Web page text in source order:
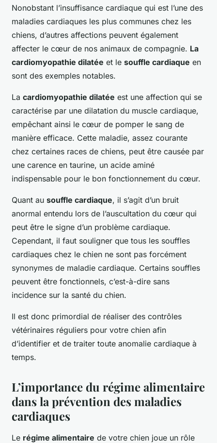
Nonobstant l’insuffisance cardiaque qui est l’une des
maladies cardiaques les plus communes chez les
chiens, d’autres affections peuvent également
affecter le cœur de nos animaux de compagnie. La
cardiomyopathie dilatée et le souffle cardiaque en
sont des exemples notables.
La cardiomyopathie dilatée est une affection qui se
caractérise par une dilatation du muscle cardiaque,
empêchant ainsi le cœur de pomper le sang de
manière efficace. Cette maladie, assez courante
chez certaines races de chiens, peut être causée par
une carence en taurine, un acide aminé
indispensable pour le bon fonctionnement du cœur.
Quant au souffle cardiaque, il s’agit d’un bruit
anormal entendu lors de l’auscultation du cœur qui
peut être le signe d’un problème cardiaque.
Cependant, il faut souligner que tous les souffles
cardiaques chez le chien ne sont pas forcément
synonymes de maladie cardiaque. Certains souffles
peuvent être fonctionnels, c’est-à-dire sans
incidence sur la santé du chien.
Il est donc primordial de réaliser des contrôles
vétérinaires réguliers pour votre chien afin
d’identifier et de traiter toute anomalie cardiaque à
temps.
L’importance du régime alimentaire
dans la prévention des maladies
cardiaques
Le régime alimentaire de votre chien joue un rôle